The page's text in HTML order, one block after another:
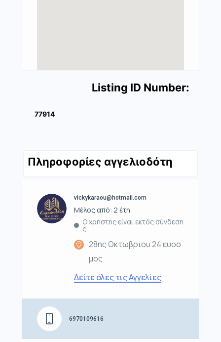
Listing ID Number:
77914
Πληροφορίες αγγελιοδότη
vickykaraou@hotmail.com
Μέλος από: 2 έτη
Ο χρήστης είναι εκτός σύνδεση
ς
28ης Οκτωβριου 24 ευοσ
μος
Δείτε όλες τις Αγγελίες
6970109616